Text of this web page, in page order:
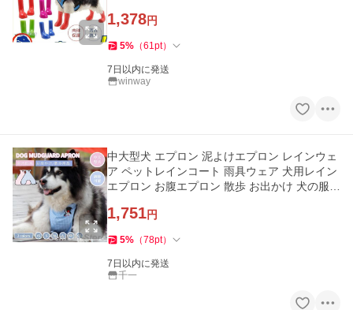
1,378円
5% （61pt）
7日以内に発送
winway
中大型犬 エプロン 泥よけエプロン レインウェ
ア ペットレインコート 雨具ウェア 犬用レイン
エプロン お腹エプロン 散歩 お出かけ 犬の服
1,751円
5% （78pt）
7日以内に発送
千一